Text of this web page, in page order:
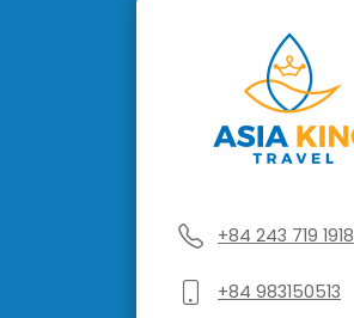
+84 243 719 1918
+84 983150513